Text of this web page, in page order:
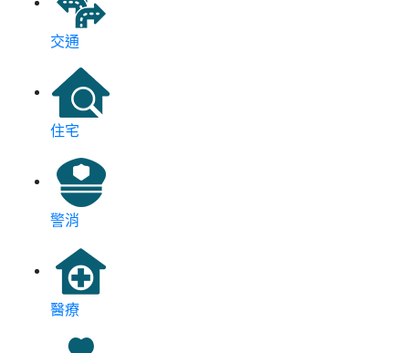
交通
住宅
警消
醫療